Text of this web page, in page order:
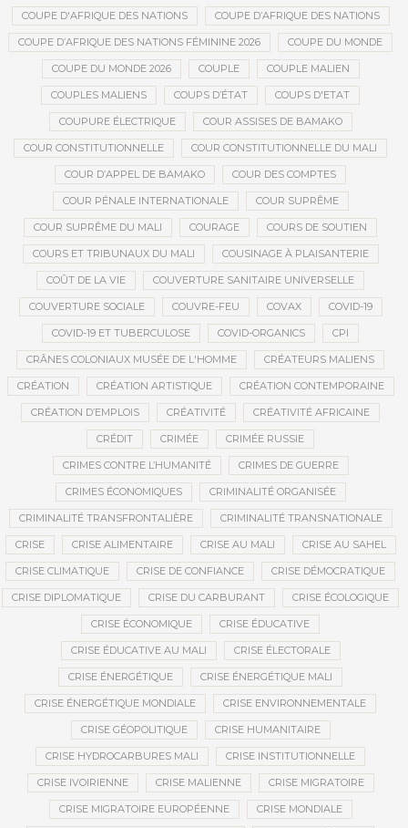
COUPE D'AFRIQUE DES NATIONS COUPE D’AFRIQUE DES NATIONS
COUPE D’AFRIQUE DES NATIONS FÉMININE 2026 COUPE DU MONDE
COUPE DU MONDE 2026 COUPLE COUPLE MALIEN
COUPLES MALIENS COUPS D’ÉTAT COUPS D'ETAT
COUPURE ÉLECTRIQUE COUR ASSISES DE BAMAKO
COUR CONSTITUTIONNELLE COUR CONSTITUTIONNELLE DU MALI
COUR D’APPEL DE BAMAKO COUR DES COMPTES
COUR PÉNALE INTERNATIONALE COUR SUPRÊME
COUR SUPRÊME DU MALI COURAGE COURS DE SOUTIEN
COURS ET TRIBUNAUX DU MALI COUSINAGE À PLAISANTERIE
COÛT DE LA VIE COUVERTURE SANITAIRE UNIVERSELLE
COUVERTURE SOCIALE COUVRE-FEU COVAX COVID-19
COVID-19 ET TUBERCULOSE COVID-ORGANICS CPI
CRÂNES COLONIAUX MUSÉE DE L'HOMME CRÉATEURS MALIENS
CRÉATION CRÉATION ARTISTIQUE CRÉATION CONTEMPORAINE
CRÉATION D’EMPLOIS CRÉATIVITÉ CRÉATIVITÉ AFRICAINE
CRÉDIT CRIMÉE CRIMÉE RUSSIE
CRIMES CONTRE L’HUMANITÉ CRIMES DE GUERRE
CRIMES ÉCONOMIQUES CRIMINALITÉ ORGANISÉE
CRIMINALITÉ TRANSFRONTALIÈRE CRIMINALITÉ TRANSNATIONALE
CRISE CRISE ALIMENTAIRE CRISE AU MALI CRISE AU SAHEL
CRISE CLIMATIQUE CRISE DE CONFIANCE CRISE DÉMOCRATIQUE
CRISE DIPLOMATIQUE CRISE DU CARBURANT CRISE ÉCOLOGIQUE
CRISE ÉCONOMIQUE CRISE ÉDUCATIVE
CRISE ÉDUCATIVE AU MALI CRISE ÉLECTORALE
CRISE ÉNERGÉTIQUE CRISE ÉNERGÉTIQUE MALI
CRISE ÉNERGÉTIQUE MONDIALE CRISE ENVIRONNEMENTALE
CRISE GÉOPOLITIQUE CRISE HUMANITAIRE
CRISE HYDROCARBURES MALI CRISE INSTITUTIONNELLE
CRISE IVOIRIENNE CRISE MALIENNE CRISE MIGRATOIRE
CRISE MIGRATOIRE EUROPÉENNE CRISE MONDIALE